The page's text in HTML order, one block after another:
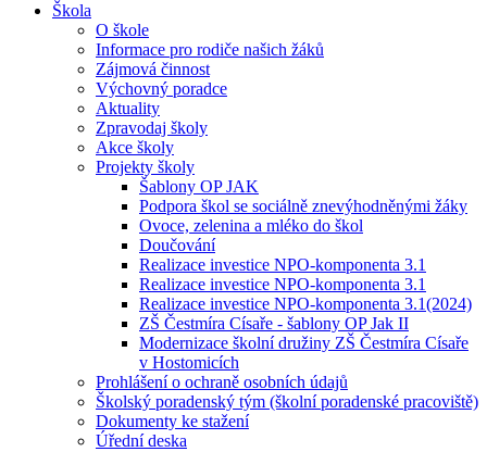
Škola
O škole
Informace pro rodiče našich žáků
Zájmová činnost
Výchovný poradce
Aktuality
Zpravodaj školy
Akce školy
Projekty školy
Šablony OP JAK
Podpora škol se sociálně znevýhodněnými žáky
Ovoce, zelenina a mléko do škol
Doučování
Realizace investice NPO-komponenta 3.1
Realizace investice NPO-komponenta 3.1
Realizace investice NPO-komponenta 3.1(2024)
ZŠ Čestmíra Císaře - šablony OP Jak II
Modernizace školní družiny ZŠ Čestmíra Císaře
v Hostomicích
Prohlášení o ochraně osobních údajů
Školský poradenský tým (školní poradenské pracoviště)
Dokumenty ke stažení
Úřední deska